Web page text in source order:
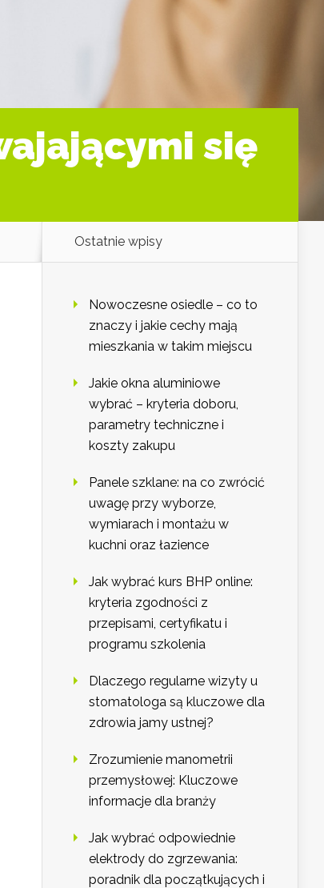
się
Ostatnie wpisy
Nowoczesne osiedle – co to
znaczy i jakie cechy mają
mieszkania w takim miejscu
Jakie okna aluminiowe
wybrać – kryteria doboru,
parametry techniczne i
koszty zakupu
Panele szklane: na co zwrócić
uwagę przy wyborze,
wymiarach i montażu w
kuchni oraz łazience
Jak wybrać kurs BHP online:
kryteria zgodności z
przepisami, certyfikatu i
programu szkolenia
Dlaczego regularne wizyty u
stomatologa są kluczowe dla
zdrowia jamy ustnej?
Zrozumienie manometrii
przemysłowej: Kluczowe
informacje dla branży
Jak wybrać odpowiednie
elektrody do zgrzewania:
poradnik dla początkujących i